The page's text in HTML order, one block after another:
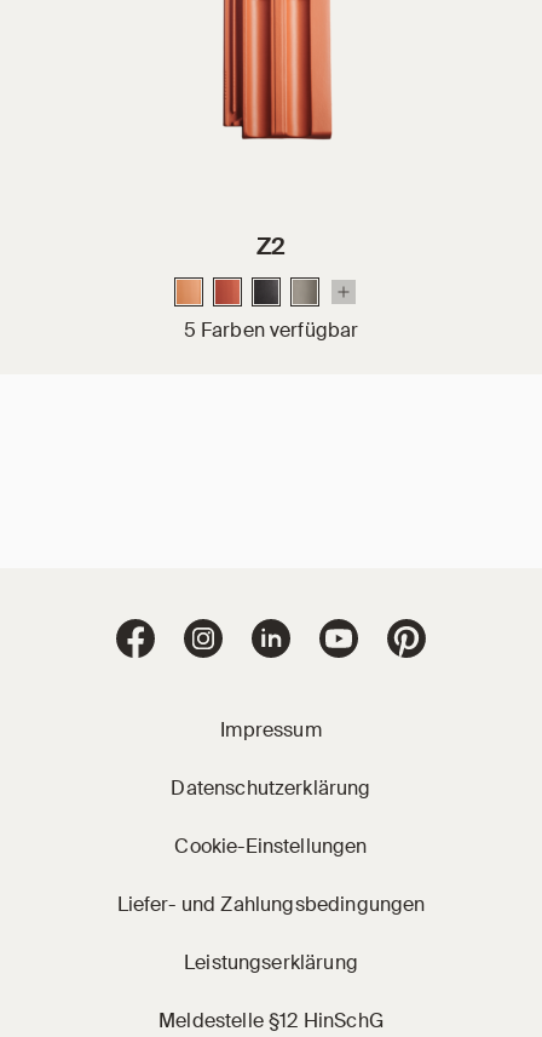
Z2
5 Farben verfügbar
Jacobi Dachziegel
Jacobi Dachziegel auf Facebook
Jacobi Dachziegel auf Instagram
Jacobi Dachziegel auf
Jacobi Dachziegel
Jacobi
Impressum
Datenschutzerklärung
Cookie-Einstellungen
Liefer- und Zahlungsbedingungen
Leistungserklärung
Meldestelle §12 HinSchG